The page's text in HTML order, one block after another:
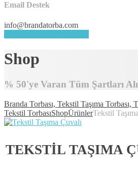
Email Destek
info@brandatorba.com
Shop
% 50'ye Varan Tüm Şartları
Branda Torbası, Tekstil Taşıma Torbası,
Tekstil TorbasıShopÜrünlerTekstil
TEKSTIL TAŞIMA